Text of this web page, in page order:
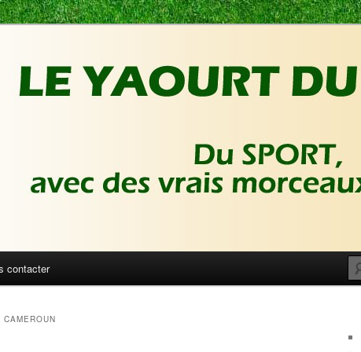
de foot | Gronique's Sports Blog
contacter
CAMEROUN